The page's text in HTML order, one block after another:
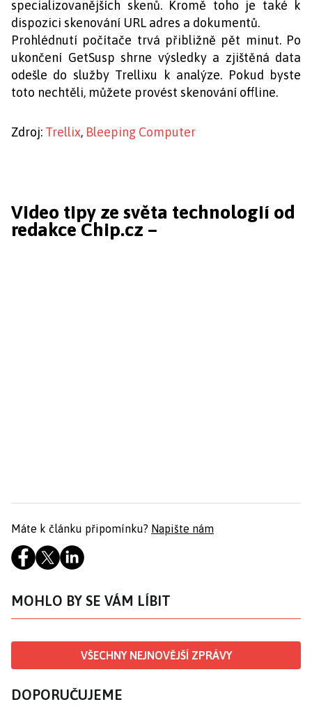
specializovanějších skenů. Kromě toho je také k
dispozici skenování URL adres a dokumentů.
Prohlédnutí počítače trvá přibližně pět minut. Po
ukončení GetSusp shrne výsledky a zjištěná data
odešle do služby Trellixu k analýze. Pokud byste
toto nechtěli, můžete provést skenování offline.
Zdroj: Trellix, Bleeping Computer
Video tipy ze světa technologií od
redakce Chip.cz –
Máte k článku připomínku? Napište nám
MOHLO BY SE VÁM LÍBIT
VŠECHNY NEJNOVĚJŠÍ ZPRÁVY
DOPORUČUJEME